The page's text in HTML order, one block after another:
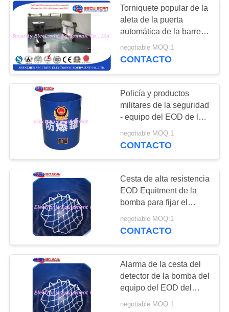
Detector de
empalme no linear
Equipo de la
seguridad en
carretera
26
Analizador del
líquido de la botella
Torniquete popular de la
aleta de la puerta
automática de la barrera
con la huella dactilar o
la tarjeta del Ic/de la
negotiable MOQ:1
CONTACTO
Policía y productos
militares de la seguridad
- equipo del EOD de la
cesta de la bomba del
acero de carbono
negotiable MOQ:1
CONTACTO
Cesta de alta resistencia
EOD Equitment de la
bomba para fijar el
artículo explosivo con la
red interior
negotiable MOQ:1
CONTACTO
Alarma de la cesta del
detector de la bomba del
equipo del EOD del
acero de carbono al aire
negotiable MOQ:1